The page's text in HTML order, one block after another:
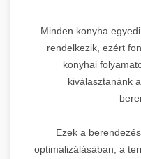
Minden konyha
rendelkezik, ezért
konyhai
kiválasztanánk
Ezek a
optimalizálásában, a